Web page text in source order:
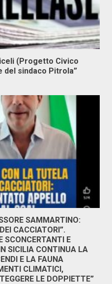
(Progetto Civico
del sindaco Pitrola”
SAMMARTINO:
CACCIATORI”.
SCONCERTANTI E
SICILIA CONTINUA LA
E LA FAUNA
CLIMATICI,
LE DOPPIETTE”